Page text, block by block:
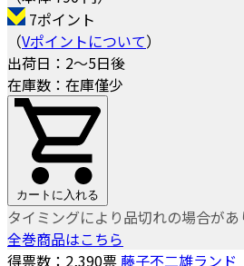
7ポイント
（Vポイントについて）
出荷日：2～5日後
在庫数：在庫僅少
カートに入れる
タイミングにより品切れの場合があ
全巻商品はこちら
得票数： 2,390票藤子不二雄ランド